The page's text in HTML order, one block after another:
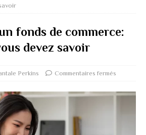
fonds de commerce:
devez savoir
Perkins Commentaires fermés